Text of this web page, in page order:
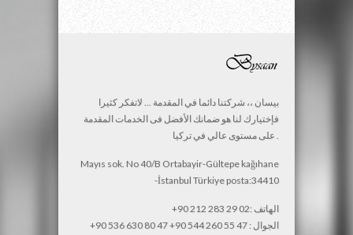
بيسان ،، شركتنا دائما في المقدمة ... لاتفكر كثيرا
فإختيارك لنا هو ضمانك الأفضل فى الخدمات المقدمة
على مستوى عالي في تركيا .
Mayıs sok. No 40/B Ortabayir-Gültepe kağıhane
-İstanbul Türkiye posta:34410
+90 212 283 29 02: الهاتف
+90 536 630 80 47 +90 544 260 55 47 : الجوال